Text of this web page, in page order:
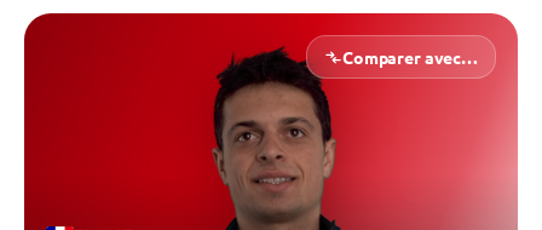
Comparer avec…